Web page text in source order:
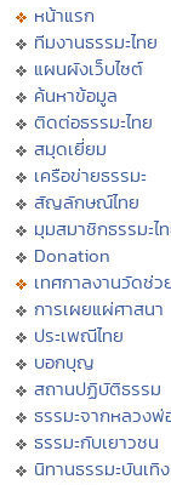
หน้าแรก
ทีมงานธรรมะไทย
แผนผังเว็บไซต์
ค้นหาข้อมูล
ติดต่อธรรมะไทย
สมุดเยี่ยม
เครือข่ายธรรมะ
สัญลักษณ์ไทย
มุมสมาชิกธรรมะไ
Donation
เทศกาลงานวัดช่ว
การเผยแผ่ศาสนา
ประเพณีไทย
บอกบุญ
สถานปฏิบัติธรรม
ธรรมะจากหลวงพ่
ธรรมะกับเยาวชน
นิทานธรรมะบันเทิง